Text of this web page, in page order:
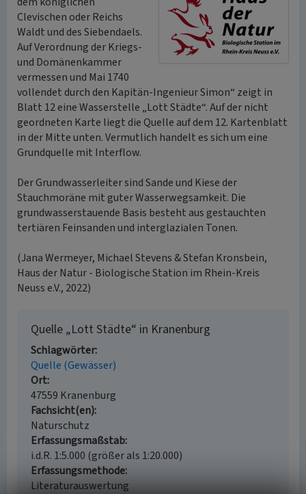
Clevischen oder Reichs
Waldt und des Siebendaels.
Auf Verordnung der Kriegs-
und Domänenkammer
vermessen und Mai 1740
vollendet durch den Kapitän-Ingenieur Simon“ zeigt in
Blatt 12 eine Wasserstelle „Lott Städte“. Auf der nicht
geordneten Karte liegt die Quelle auf dem 12. Kartenblatt
in der Mitte unten. Vermutlich handelt es sich um eine
Grundquelle mit Interflow.
Der Grundwasserleiter sind Sande und Kiese der
Stauchmoräne mit guter Wasserwegsamkeit. Die
grundwasserstauende Basis besteht aus gestauchten
tertiären Feinsanden und interglazialen Tonen.
(Jana Wermeyer, Michael Stevens & Stefan Kronsbein,
Haus der Natur - Biologische Station im Rhein-Kreis
Neuss e.V., 2022)
Quelle „Lott Städte“ in Kranenburg
Schlagwörter
Quelle (Gewässer)
Ort
47559 Kranenburg
Fachsicht(en)
Naturschutz
Erfassungsmaßstab
i.d.R. 1:5.000 (größer als 1:20.000)
Erfassungsmethode
Literaturauswertung